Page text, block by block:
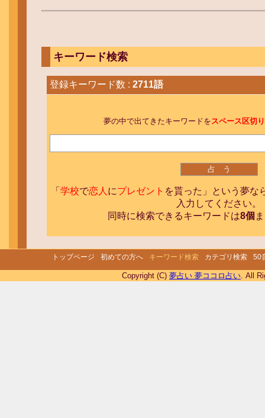
キーワード検索
登録キーワード数 : 2711語
夢の中で出てきたキーワードをスペース区切り
「 学校で恋人 にプレゼント を貰った」という夢な
入力してください。
同時に検索できるキーワードは8個
50
カテゴリ検索
キーワード検索
初めての方へ
トップページ
Copyright (C) 夢占い 夢ココロ占い. All